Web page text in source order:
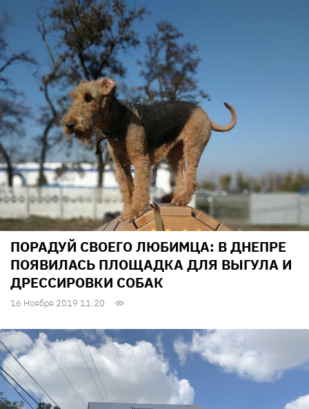
ПОРАДУЙ СВОЕГО ЛЮБИМЦА: В ДНЕПРЕ
ПОЯВИЛАСЬ ПЛОЩАДКА ДЛЯ ВЫГУЛА И
ДРЕССИРОВКИ СОБАК
16 Ноября 2019 11:20